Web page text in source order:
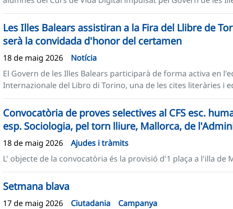
Les Illes Balears assistiran a la Fira del Llibre de
serà la convidada d'honor del certamen
18 de maig 2026
Notícia
El Govern de les Illes Balears participarà de forma activa en
Internazionale del Libro di Torino, una de les cites literàries i
Convocatòria de proves selectives al CFS esc.
esp. Sociologia, pel torn lliure, Mallorca, de
18 de maig 2026
Ajudes i tràmits
L' objecte de la convocatòria és la provisió d'1 plaça a l'illa de
Setmana blava
17 de maig 2026 Ciutadania
Campanya